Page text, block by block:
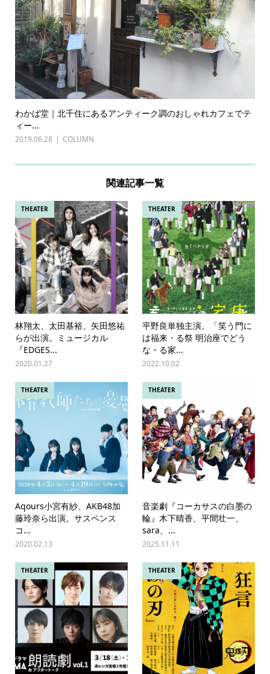
わかば堂｜北千住にあるアンティーク調のおしゃれカフェでテ
ィー...
2019.06.28 COLUMN
関連記事一覧
THEATER
林翔太、太田基裕、矢田悠祐
らが出演。ミュージカル
『EDGES...
2020.01.27
THEATER
平野良単独主演。「笑う門に
は福来・る祭 明治座でどう
な・る家...
2022.10.02
THEATER
Aqours小宮有紗、AKB48加
藤玲奈ら出演。サスペンス
コ...
2020.02.13
THEATER
音楽劇『コーカサスの白墨の
輪』木下晴香、平間壮一、
sara、...
2025.11.11
THEATER THEATER